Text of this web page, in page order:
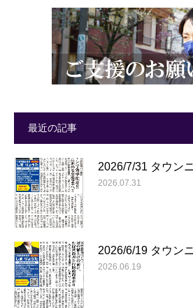
最近の記事
2026/7/31 タウン
2026.07.31
2026/6/19 タウン
2026.06.19